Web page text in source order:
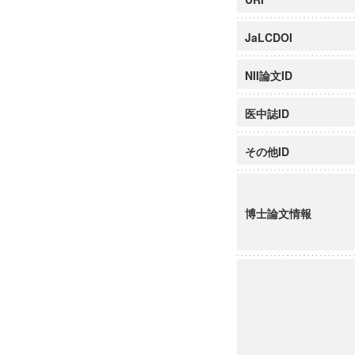
JaLCDOI
NII論文ID
医中誌ID
その他ID
博士論文情報